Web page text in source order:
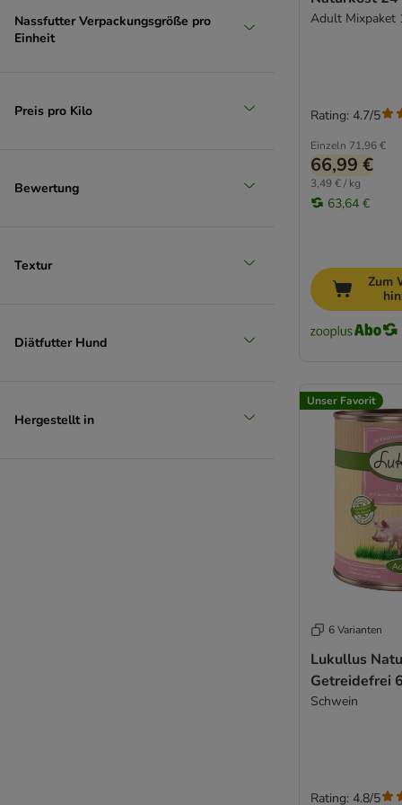
Fleischwurst
Eukanuba
Nassfutter Verpackungsgröße pro
Einheit
Preis pro Kilo
Bewertung
Textur
Diätfutter Hund
Hergestellt in
Adult Mixpaket
Einzeln 71,96 €
66,99 €
3,49 € / kg
63,64 €
Rating: 4.7/5
Zum
Unser Favorit
6 Varianten
Lukullus
Getreidefrei
Schwein
Rating: 4.8/5